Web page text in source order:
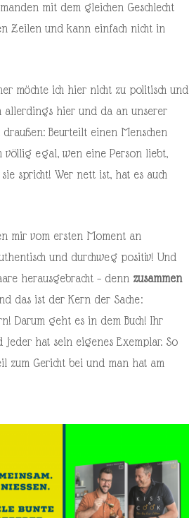
mit dem gleichen Geschlecht
Zeilen und kann einfach nicht in
möchte ich hier nicht zu politisch und
allerdings hier und da an unserer
Beurteilt einen Menschen
völlig egal, wen eine Person liebt,
spricht! Wer nett ist, hat es auch
mir vom ersten Moment an
und durchweg positiv! Und
herausgebracht – denn zusammen
das ist der Kern der Sache:
Darum geht es in dem Buch! Ihr
hat sein eigenes Exemplar. So
zum Gericht bei und man hat am